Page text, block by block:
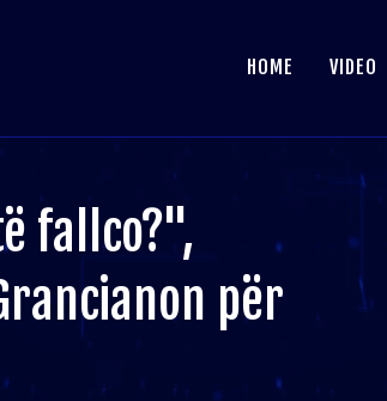
HOME VIDEO
fallco?",
për